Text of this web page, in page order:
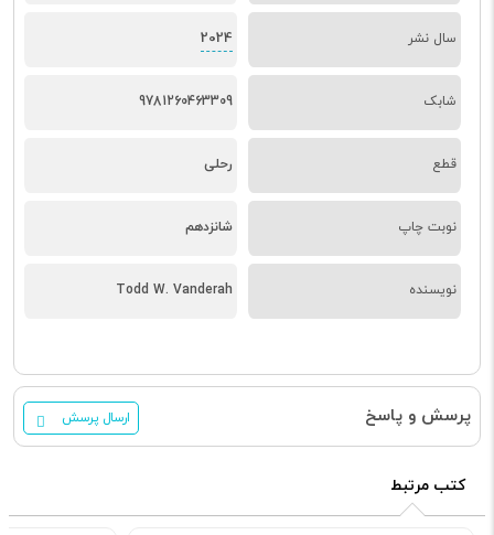
سال نشر 2024
شابک 9781260463309
قطع رحلی
نوبت چاپ شانزدهم
نویسنده Todd W. Vanderah
پرسش و پاسخ ارسال پرسش
کتب مرتبط